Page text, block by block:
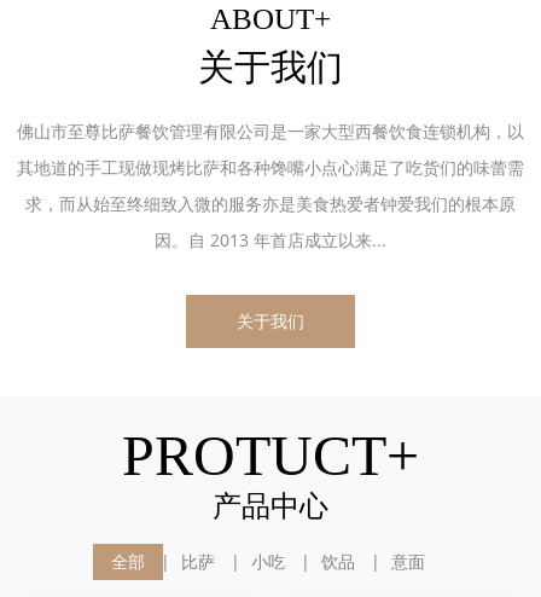
ABOUT+
关于我们
佛山市至尊比萨餐饮管理有限公司是一家大型西餐饮食连锁机构，以
其地道的手工现做现烤比萨和各种馋嘴小点心满足了吃货们的味蕾需
求，而从始至终细致入微的服务亦是美食热爱者钟爱我们的根本原
因。自 2013 年首店成立以来...
关于我们
PROTUCT+
产品中心
全部 比萨 小吃 饮品 意面